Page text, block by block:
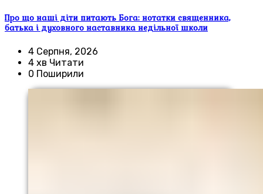
Про що наші діти питають Бога: нотатки священника,
батька і духовного наставника недільної школи
4 Серпня, 2026
4 хв Читати
0 Поширили